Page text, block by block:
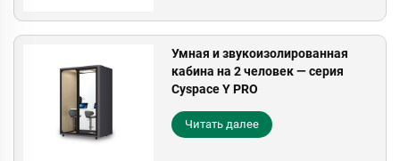
Умная и звукоизолированная
кабина на 2 человек — серия
Cyspace Y PRO
Читать далее